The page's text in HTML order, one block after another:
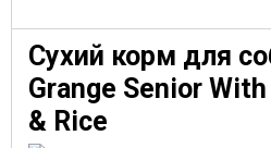
Сухий корм для
Grange Senior
& Rice